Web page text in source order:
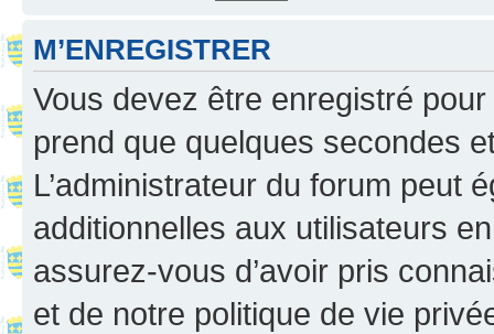
M’ENREGISTRER
Vous devez être enregistré
prend que quelques secondes
L’administrateur du forum peut
additionnelles aux utilisateurs
assurez-vous d’avoir pris
et de notre politique de vie